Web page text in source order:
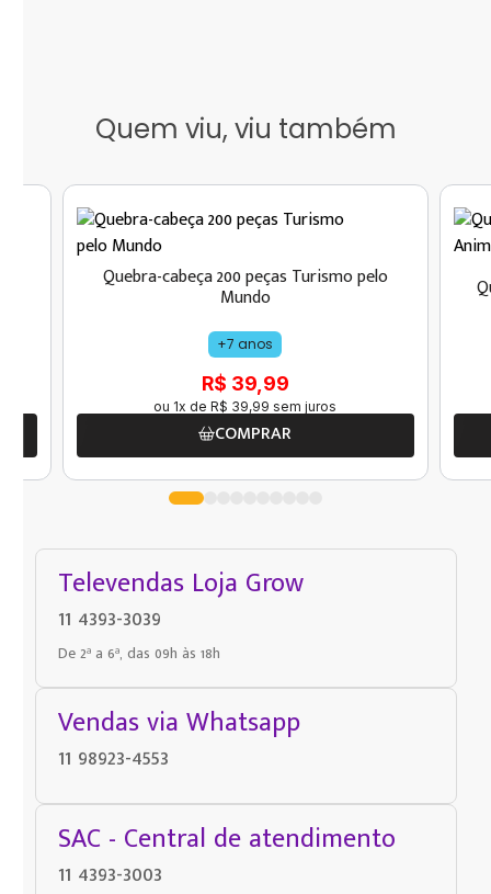
Quem viu, viu também
Quebra-cabeça 200 peças Turismo pelo
Mundo
+7 anos
R$ 39,99
ou 1x deR$ 39,99 sem juros
COMPRAR
Televendas Loja Grow
11 4393-3039
De 2ª a 6ª, das 09h às 18h
Vendas via Whatsapp
11 98923-4553
SAC - Central de atendimento
11 4393-3003